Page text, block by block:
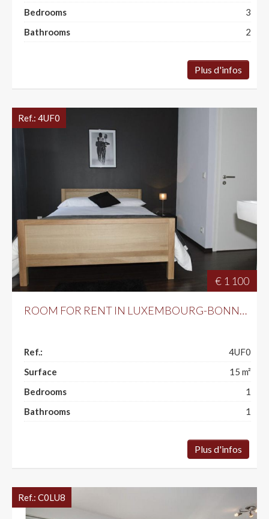
Bedrooms
3
Bathrooms
2
Plus d'infos
€ 1 100
Ref.: 4UF0
ROOM FOR RENT IN LUXEMBOURG-BONNEVOIE
Ref.:
4UF0
Surface
15 m²
Bedrooms
1
Bathrooms
1
Plus d'infos
Ref.: C0LU8